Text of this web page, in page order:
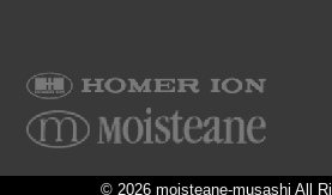
© 2026 moisteane-musashi All